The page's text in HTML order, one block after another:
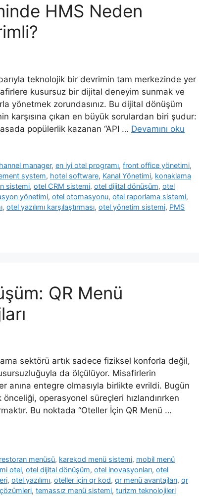
HMS Neden
teknolojik bir devrimin tam merkezinde yer
kusursuz bir dijital deneyim sunmak ve
yönetmek zorundasınız. Bu dijital dönüşüm
karşısına çıkan en büyük sorulardan biri şudur:
popülerlik kazanan “API … Devamını oku
manager,en iyi otel programı,front office yönetimi,
system, hotel software, Kanal Yönetimi, konaklama
sistemi, otel CRM sistemi, otel dijital dönüşüm, otel
yönetimi, otel otomasyonu, otel raporlama sistemi,
, otel yazılımı karşılaştırması, otel yönetim sistemi, PMS
QR Menü
sektörü artık sadece fiziksel konforla değil,
da ölçülüyor. Misafirlerin
anına entegre olmasıyla birlikte evrildi. Bugün
operasyonel süreçleri hızlandırırken
Bu noktada “Oteller İçin QR Menü …
menüsü, karekod menü sistemi, mobil menü
otel, otel dijital dönüşüm, otel inovasyonları, otel
, otel yazılımı, oteller için qr kod, qr menü avantajları, qr
, temassız menü sistemi, turizm teknolojileri